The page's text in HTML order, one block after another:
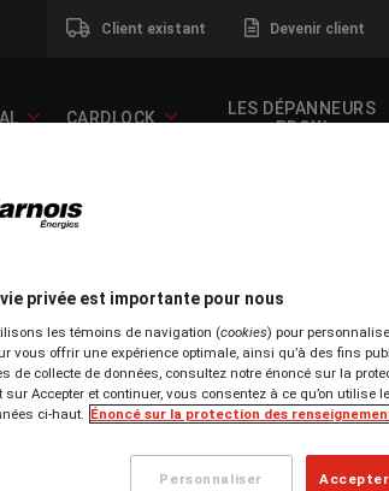
Client existant Devenir client
CARDLOCK
LES DÉPANNEURS
PROXI
propane
privée est importante pour nous
les témoins de navigation (cookies) pour
vous offrir une expérience optimale, ainsi qu’à des fins
de collecte de données, consultez notre énoncé sur la
sur Accepter et continuer, vous consentez à ce qu’on
ci-haut. Énoncé sur la protection des
Personnaliser